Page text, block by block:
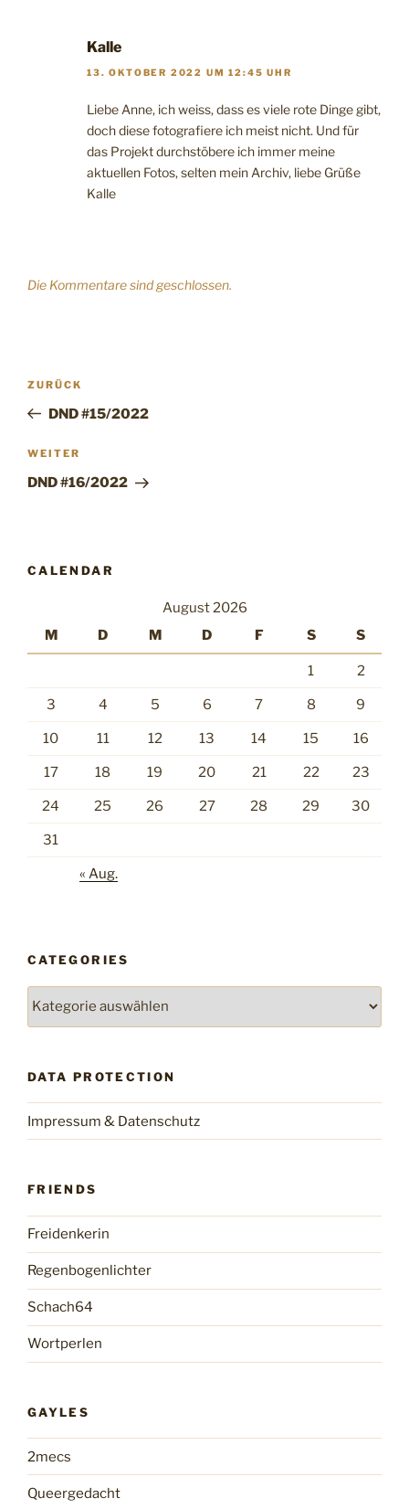
Kalle
13. OKTOBER 2022 UM 12:45 UHR
Liebe Anne, ich weiss, dass es viele rote Dinge gibt,
doch diese fotografiere ich meist nicht. Und für
das Projekt durchstöbere ich immer meine
aktuellen Fotos, selten mein Archiv, liebe Grüße
Kalle
Die Kommentare sind geschlossen.
Beitragsnavigation
Vorheriger
Beitrag
ZURÜCK
DND #15/2022
Nächster
Beitrag
WEITER
DND #16/2022
CALENDAR
August 2026
M
D M D F S S
1 2
3 4 5 6 7 8 9
10 11 12 13 14 15 16
17 18 19 20 21 22 23
24 25 26 27 28 29 30
31
« Aug.
CATEGORIES
DATA PROTECTION
Impressum & Datenschutz
FRIENDS
Freidenkerin
Regenbogenlichter
Schach64
Wortperlen
GAYLES
2mecs
Queergedacht